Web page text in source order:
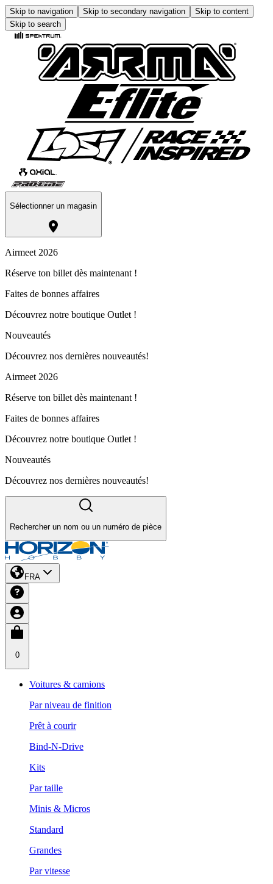
Skip to navigation Skip to secondary navigation
Skip to content
Skip to search
Sélectionner un magasin
Airmeet 2026
Réserve ton billet dès maintenant !
Faites de bonnes affaires
Découvrez notre boutique Outlet !
Nouveautés
Découvrez nos dernières nouveautés!
Airmeet 2026
Réserve ton billet dès maintenant !
Faites de bonnes affaires
Découvrez notre boutique Outlet !
Nouveautés
Découvrez nos dernières nouveautés!
Rechercher un nom ou un numéro de pièce
FRA
0
Voitures & camions
Par niveau de finition
Prêt à courir
Bind-N-Drive
Kits
Par taille
Minis & Micros
Standard
Grandes
Par vitesse